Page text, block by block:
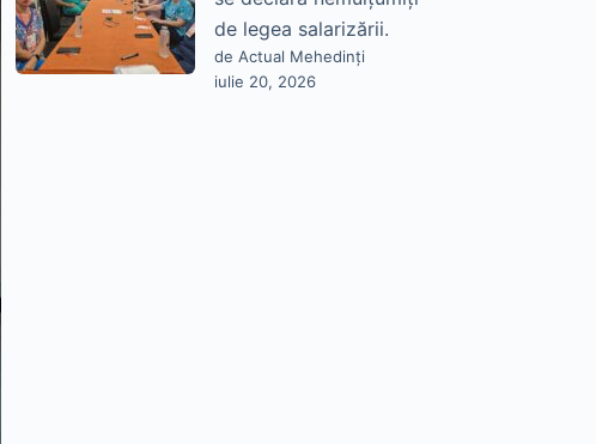
de legea salarizării.
de Actual Mehedinți
iulie 20, 2026